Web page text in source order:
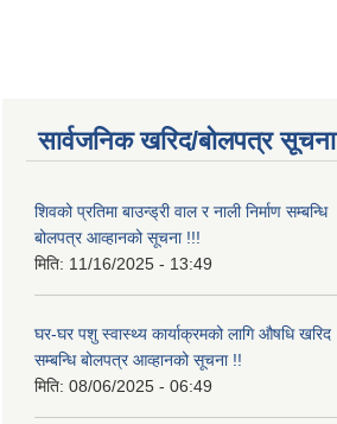
सार्वजनिक खरिद/बोलपत्र सूचना
शिवको प्रतिमा बाउन्ड्री वाल र नाली निर्माण सम्बन्धि
बोलपत्र आव्हानको सूचना !!!
मिति: 11/16/2025 - 13:49
घर-घर पशु स्वास्थ्य कार्याक्रमको लागि औषधि खरिद
सम्बन्धि बोलपत्र आव्हानको सूचना !!
मिति: 08/06/2025 - 06:49